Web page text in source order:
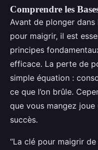
Comprendre les
Avant de plonger
pour maigrir, il est
principes
efficace. La perte de
simple équation :
ce que l’on brûle.
que vous mangez
succès.
“La clé pour maigrir